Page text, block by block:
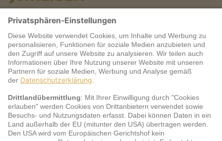
Warum jö?
Service
jö Bonus Club Partner